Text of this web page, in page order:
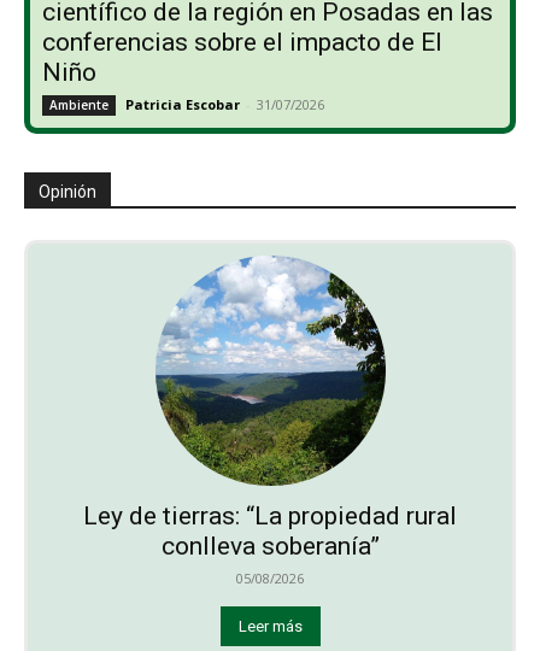
científico de la región en Posadas en las
conferencias sobre el impacto de El
Niño
Ambiente Patricia Escobar - 31/07/2026
Opinión
Ley de tierras: “La propiedad rural
conlleva soberanía”
05/08/2026
Leer más